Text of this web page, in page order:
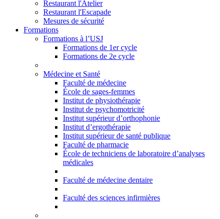
Restaurant l'Atelier
Restaurant l'Escapade
Mesures de sécurité
Formations
Formations à l’USJ
Formations de 1er cycle
Formations de 2e cycle
Médecine et Santé
Faculté de médecine
École de sages-femmes
Institut de physiothérapie
Institut de psychomotricité
Institut supérieur d’orthophonie
Institut d’ergothérapie
Institut supérieur de santé publique
Faculté de pharmacie
École de techniciens de laboratoire d’analyses
médicales
Faculté de médecine dentaire
Faculté des sciences infirmières